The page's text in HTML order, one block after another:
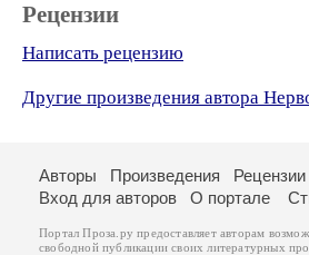
Рецензии
Написать рецензию
Другие произведения автора
Авторы Произведения Рецензии
Вход для авторов
О портале
Портал Проза.ру предоставляет авторам
свободной публикации своих литературных